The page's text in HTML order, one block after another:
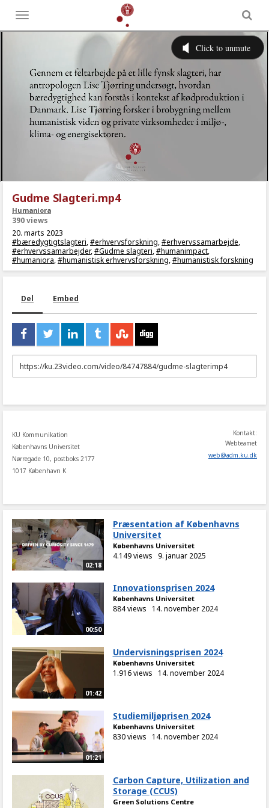
Toggle
menu
Gudme Slagteri.mp4
Humaniora
390 views
20. marts 2023
#bæredygtigtslagteri,#erhvervsforskning,#erhvervssamarbejde,
#erhvervssamarbejder,#Gudme slagteri,#humanimpact,
#humaniora,#humanistisk erhvervsforskning,#humanistisk forskning
Del Embed
URL
to
KU Kommunikation
Københavns Universitet
Nørregade 10, postboks 2177
1017 København K
Kontakt:
Webteamet
web@adm.ku.dk
02:18
Præsentation af Københavns
Universitet
Københavns Universitet
4.149 views 9. januar 2025
00:50
Innovationsprisen 2024
Københavns Universitet
884 views 14. november 2024
01:42
Undervisningsprisen 2024
Københavns Universitet
1.916 views 14. november 2024
01:21
Studiemiljøprisen 2024
Københavns Universitet
830 views 14. november 2024
Carbon Capture, Utilization and
Storage (CCUS)
Green Solutions Centre